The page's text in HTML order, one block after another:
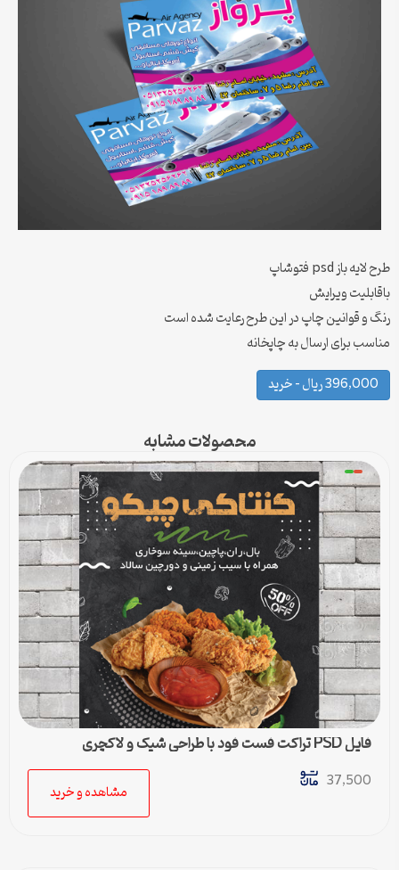
طرح لایه باز psd فتوشاپ
باقابلیت ویرایش
رنگ و قوانین چاپ در این طرح رعایت شده است
مناسب برای ارسال به چاپخانه
396,000 ریال – خرید
محصولات مشابه
فایل PSD تراکت فست فود با طراحی شیک و لاکچری
37,500
مشاهده و خرید